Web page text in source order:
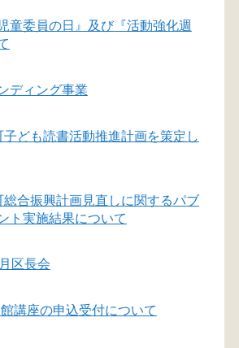
童委員の日』及び『活動強化週
ディング事業
ども読書活動推進計画を策定し
総合振興計画見直しに関するパブ
ト実施結果について
区長会
講座の申込受付について